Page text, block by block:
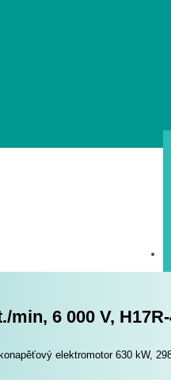
6 000 V, H17R-
elektromotor 630 kW,